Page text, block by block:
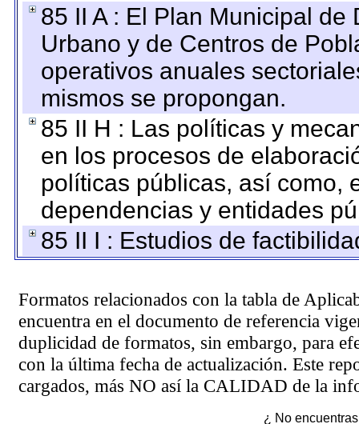
85 II A : El Plan Municipal
Urbano y de Centros de
operativos anuales
mismos se propongan.
85 II H : Las políticas y
en los procesos de
políticas públicas, así como,
dependencias y entidades
85 II I : Estudios de
Formatos relacionados con la tabla de
encuentra en el documento de referencia
duplicidad de formatos, sin embargo, para
con la última fecha de actualización. Este
cargados, más NO así la CALIDAD de la
¿ No